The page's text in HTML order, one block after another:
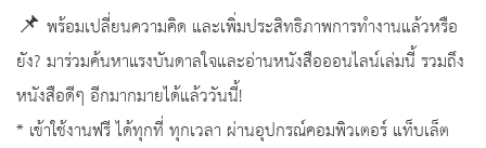
📌 พร้อมเปลี่ยนความคิด และเพิ่มประสิทธิภาพการทำงานแล้วหรือ
ยัง? มาร่วมค้นหาแรงบันดาลใจและอ่านหนังสือออนไลน์เล่มนี้ รวมถึง
หนังสือดีๆ อีกมากมายได้แล้ววันนี้!
* เข้าใช้งานฟรี ได้ทุกที่ ทุกเวลา ผ่านอุปกรณ์คอมพิวเตอร์ แท็บเล็ต